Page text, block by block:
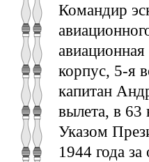
Командир
корпус, 5-я
капитан
вылета, в 63
Указом
1944 года